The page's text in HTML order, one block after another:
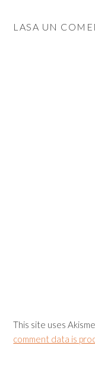
LASA UN
This site uses
comment data is